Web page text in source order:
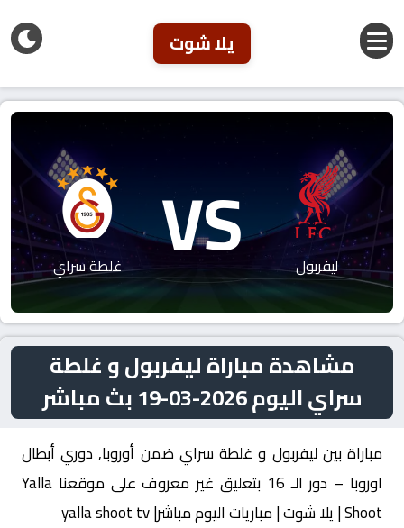
يلا شوت
ليفربول VS غلطة سراي
مشاهدة مباراة ليفربول و غلطة
سراي اليوم 2026-03-19 بث مباشر
مباراة بين ليفربول و غلطة سراي ضمن أوروبا, دوري أبطال
اوروبا – دور الـ 16 بتعليق غير معروف على موقعنا Yalla
Shoot | يلا شوت | مباريات اليوم مباشر| yalla shoot tv